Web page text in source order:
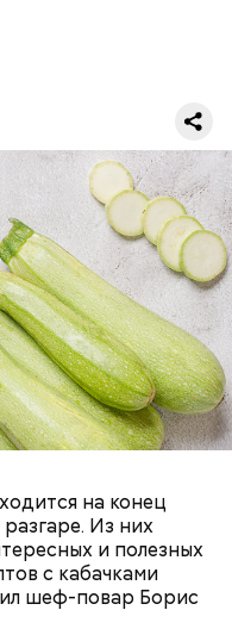
на конец
Из них
и полезных
с кабачками
шеф-повар Борис